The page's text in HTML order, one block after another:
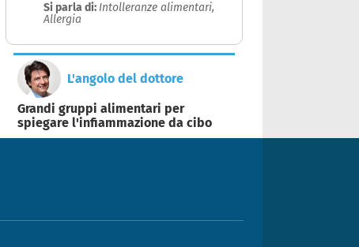
Si parla di: Intolleranze alimentari,
Allergia
L'angolo del dottore
Grandi gruppi alimentari per
spiegare l'infiammazione da cibo